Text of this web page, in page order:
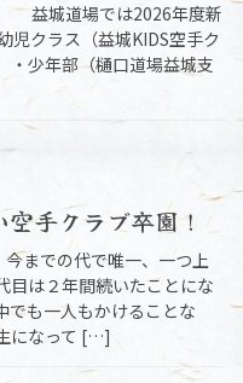
城道場では2026年度新
クラス（益城KIDS空手ク
少年部（樋口道場益城支
手クラブ卒園！
までの代で唯一、一つ上
は２年間続いたことにな
も一人もかけることな
になって […]